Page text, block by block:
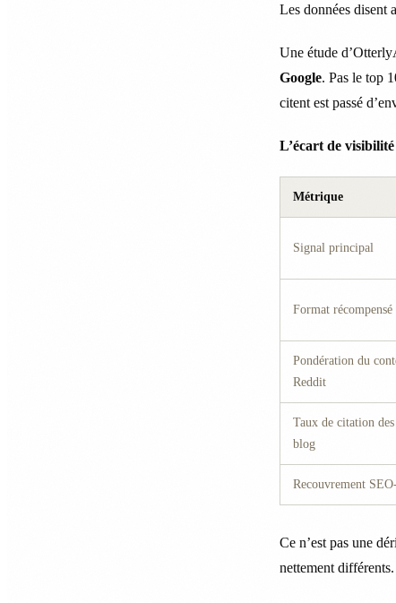
Les données disent
Une étude
Google. Pas le top
citent est passé
L’écart de
Métrique
Signal principal
Format récompensé
Pondération du
Reddit
Taux de citation
blog
Recouvrement
Ce n’est pas une
nettement différents.